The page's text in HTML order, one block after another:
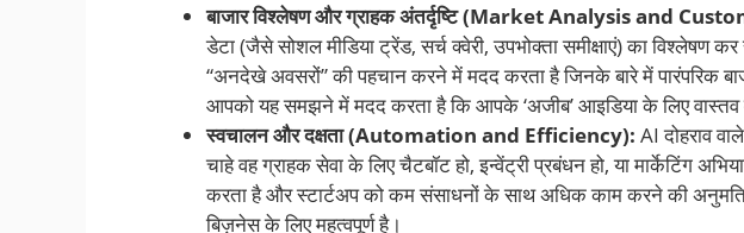
बाजार विश्लेषण और ग्राहक अंतर्दृष्टि (Market Analysis and
डेटा (जैसे सोशल मीडिया ट्रेंड, सर्च क्वेरी, उपभोक्ता समीक्षाएं) का विश्लेषण
“अनदेखे अवसरों” की पहचान करने में मदद करता है जिनके बारे में पारंपरिक
आपको यह समझने में मदद करता है कि आपके ‘अजीब’ आइडिया के लिए वास्तव
स्वचालन और दक्षता (Automation and Efficiency): AI दोहराव
चाहे वह ग्राहक सेवा के लिए चैटबॉट हो, इन्वेंट्री प्रबंधन हो, या मार्केटिंग
करता है और स्टार्टअप को कम संसाधनों के साथ अधिक काम करने की अनुमति
बिज़नेस के लिए महत्वपूर्ण है।